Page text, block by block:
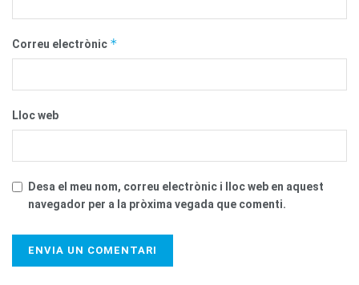
Correu electrònic *
Lloc web
Desa el meu nom, correu electrònic i lloc web en aquest
navegador per a la pròxima vegada que comenti.